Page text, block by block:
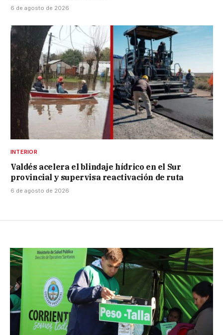
6 de agosto de 2026
INTERIOR
Valdés acelera el blindaje hídrico en el Sur
provincial y supervisa reactivación de ruta
6 de agosto de 2026